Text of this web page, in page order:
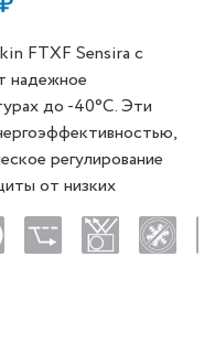
FTXF Sensira с
надежное
до -40°C. Эти
регулирование
от низких